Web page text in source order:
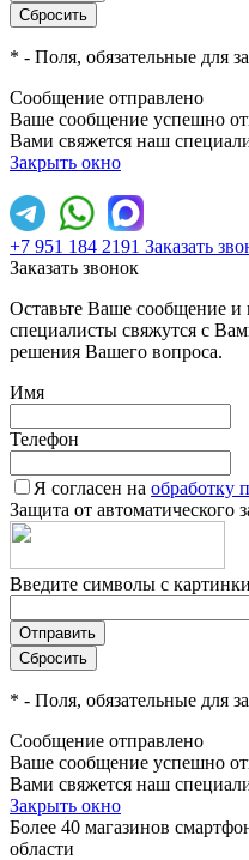
* - Поля, обязательные для
Сообщение отправлено
Ваше сообщение успешно
Вами свяжется наш
Закрыть окно
+7 951 184 2191 Заказать
Заказать звонок
Оставьте Ваше сообщение
специалисты свяжутся с
решения Вашего вопроса.
Имя
Телефон
Я согласен на обработку
Защита от автоматического
Введите символы с картинки
* - Поля, обязательные для
Сообщение отправлено
Ваше сообщение успешно
Вами свяжется наш
Закрыть окно
Более 40 магазинов
области